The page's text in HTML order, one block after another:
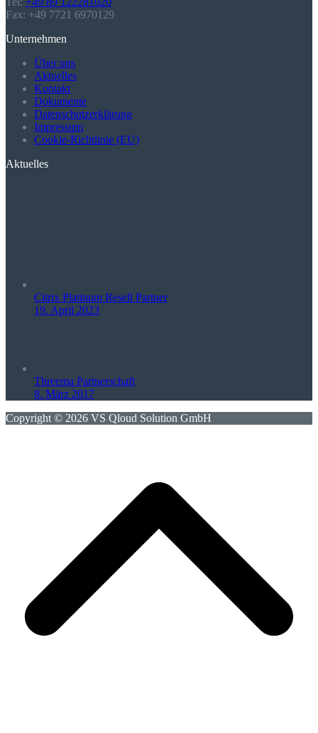
Fax: +49 7721 6970129
Unternehmen
Über uns
Aktuelles
Kontakt
Dokumente
Datenschutzerklärung
Impressum
Cookie-Richtlinie (EU)
Aktuelles
Citrix Platinum Resell Partner
19. April 2023
Threema Partnerschaft
8. März 2017
Copyright © 2026 VS Qloud Solution GmbH